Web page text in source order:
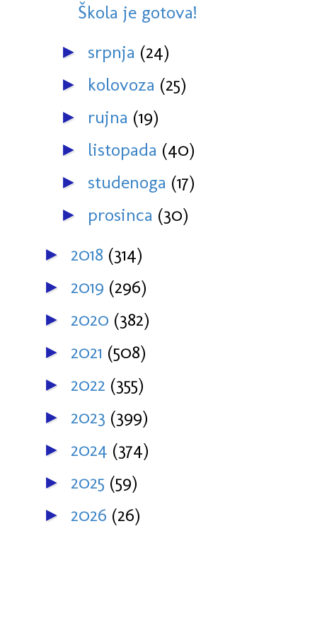
Škola je gotova!
► srpnja (24)
► kolovoza (25)
► rujna (19)
► listopada (40)
► studenoga (17)
► prosinca (30)
► 2018 (314)
► 2019 (296)
► 2020 (382)
► 2021 (508)
► 2022 (355)
► 2023 (399)
► 2024 (374)
► 2025 (59)
► 2026 (26)